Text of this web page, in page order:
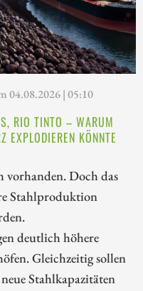
04.08.2026 | 05:10
RIO TINTO – WARUM
EXPLODIEREN KÖNNTE
vorhanden. Doch das
Stahlproduktion
deutlich höhere
Gleichzeitig sollen
Stahlkapazitäten